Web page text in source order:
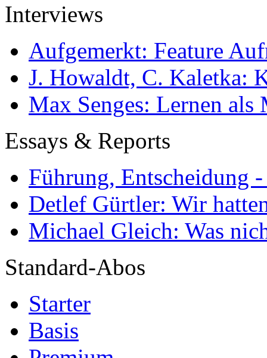
Interviews
Aufgemerkt: Feature
J. Howaldt, C. Kaletka:
Max Senges: Lernen als
Essays & Reports
Führung, Entscheidung
Detlef Gürtler: Wir
Michael Gleich: Was
Standard-Abos
Starter
Basis